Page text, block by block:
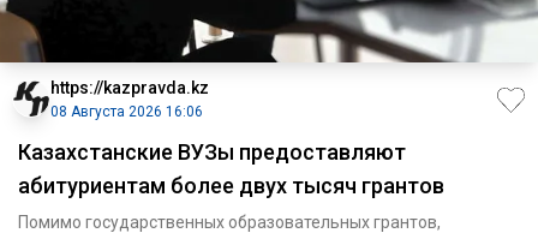
https://kazpravda.kz
08 Августа 2026 16:06
Казахстанские ВУЗы предоставляют
абитуриентам более двух тысяч грантов
Помимо государственных образовательных грантов,